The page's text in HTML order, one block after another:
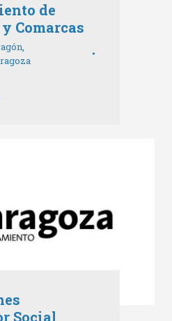
de
Comarcas
,
Social